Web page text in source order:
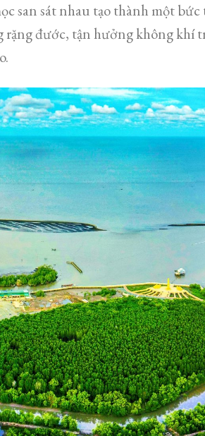
san sát nhau tạo thành một
rặng đước, tận hưởng không khí